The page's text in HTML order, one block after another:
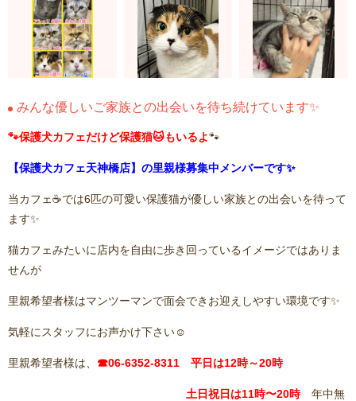
みんな優しいご家族との出会いを待ち続けています✨
🐾保護犬カフェだけど保護猫🐱もいるよ🐾
【保護犬カフェ天神橋店】の里親様募集中メンバーです✨
当カフェ☕️では6匹の可愛い保護猫が優しい家族との出会いを待って
ます✨
猫カフェみたいに店内を自由に歩き回っているイメージではありま
せんが
里親希望者様はマンツーマンで面会できお迎えしやすい環境です✨
気軽にスタッフにお声かけ下さい☺️
里親希望者様は、 ☎06-6352-8311 平日は12時～20時
土日祝日は11時〜20時年中無